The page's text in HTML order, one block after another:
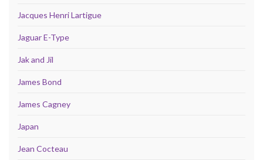
Jacques Henri Lartigue
Jaguar E-Type
Jak and Jil
James Bond
James Cagney
Japan
Jean Cocteau